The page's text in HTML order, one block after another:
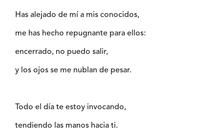
Has alejado de mí a mis conocidos,
me has hecho repugnante para ellos:
encerrado, no puedo salir,
y los ojos se me nublan de pesar.
Todo el día te estoy invocando,
tendiendo las manos hacia ti.